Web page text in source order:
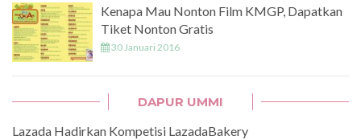
Kenapa Mau Nonton Film KMGP, Dapatkan
Tiket Nonton Gratis
30 Januari 2016
DAPUR UMMI
Lazada Hadirkan Kompetisi LazadaBakery